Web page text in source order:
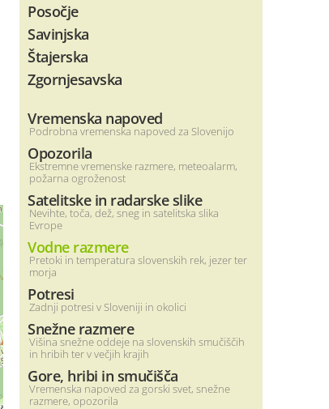
Posočje
Savinjska
Štajerska
Zgornjesavska
Vremenska napoved
Podrobna vremenska napoved za Slovenijo
Opozorila
Ekstremne vremenske razmere, meteoalarm,
požarna ogroženost
Satelitske in radarske slike
Nevihte, toča, dež, sneg in satelitska slika
Evrope
Vodne razmere
Pretoki in temperatura slovenskih rek, jezer ter
morja
Potresi
Zadnji potresi v Sloveniji in okolici
Snežne razmere
Višina snežne oddeje na slovenskih smučiščih
in hribih ter v večjih krajih
Gore, hribi in smučišča
Vremenska napoved za gorski svet, snežne
razmere, opozorila